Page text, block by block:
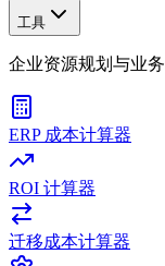
工具
企业资源规划与业务
ERP 成本计算器
ROI 计算器
迁移成本计算器